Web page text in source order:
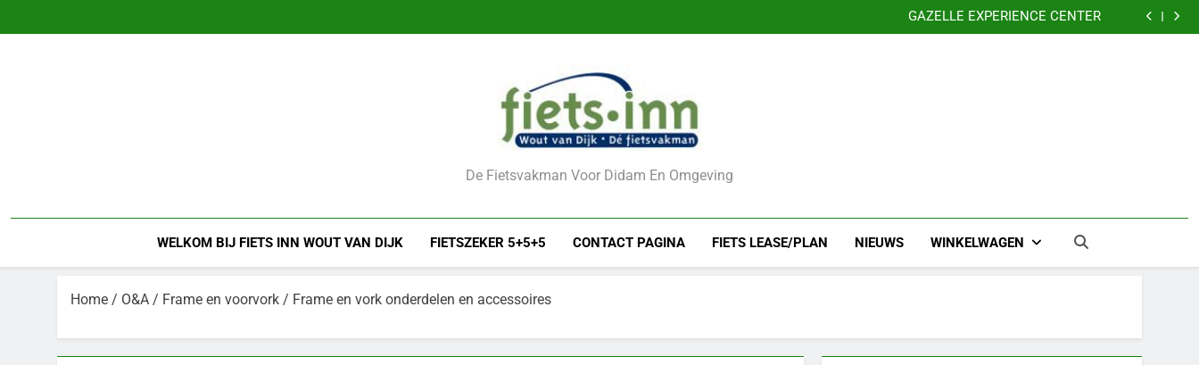
naar
GAZELLE EXPERIENCE CENTER
VERKLEIN DE KANS OP DIEFSTAL VAN UW FIETS
De Fietsvakman Voor Didam En Omgeving
WELKOM BIJ FIETS INN WOUT VAN DIJK FIETSZEKER 5+5+5 CONTACT PAGINA FIETS LEASE/PLAN NIEUWS WINKELWAGEN
Home / O&A / Frame en voorvork / Frame en vork onderdelen en accessoires